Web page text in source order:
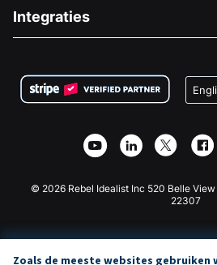
Vacatures
Privacy
Affiliate Partnerschap
Medische Fondsenwerving
Goede Doelen Fondsenwerving
Integraties
Wix Donatie Plugin
Webflow Donatie App
Joomla Donatie
© 2026 Rebel Idealist Inc 520 Belle
22307
Zoals de meeste websites gebruiken